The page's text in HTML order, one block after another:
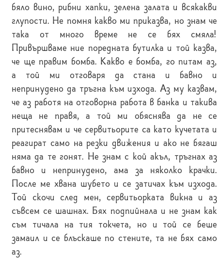
бяло вино, рибни хапки, зелена залата и всякакви
глупости. Не помня какво ми приказва, но знам че
така от много време не се бях смяла!
Привършваме ние поредната бутилка и той казва,
че ще правим бомба. Какво е бомба, го питам аз,
а той ми отговаря да стана и бавно и
непринудено да тръгна към изхода. Аз му казвам,
че аз работя на отговорна работа в банка и такива
неща не правя, а той ми обяснява да не се
притеснявам и че сервитьорите са като кучетата и
реагират само на резки движения и ако не бягаш
няма да те гонят. Не знам с кой акъл, тръгнах аз
бавно и непринудено, ама за няколко крачки.
После ме хвана шубето и се затичах към изхода.
Той скочи след мен, сервитьорката викна и аз
съвсем се шашнах. Бях подпийнала и не знам как
съм тичала на тия токчета, но и той се беше
замаил и се блъскаше по стените, та не бях само
аз.